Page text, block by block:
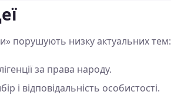
порушують низку актуальних тем:
за права народу.
і відповідальність особистості.